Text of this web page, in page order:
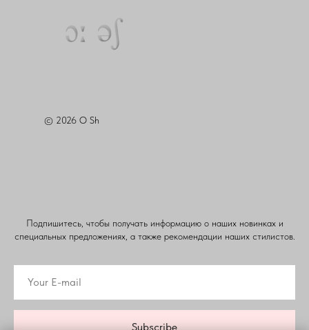
© 2026 O Sh
Подпишитесь, чтобы получать информацию о наших новинках и
специальных предложениях, а также рекомендации наших стилистов.
Subscribe